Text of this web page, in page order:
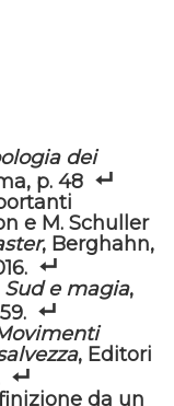
dei
p. 48
e M. Schuller
, Berghahn,
Sud e magia,
, Editori
da un